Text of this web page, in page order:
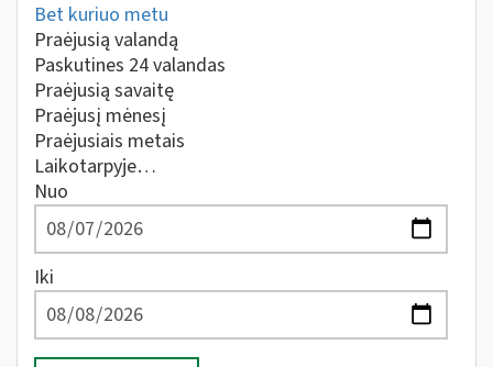
Bet kuriuo metu
Praėjusią valandą
Paskutines 24 valandas
Praėjusią savaitę
Praėjusį mėnesį
Praėjusiais metais
Laikotarpyje…
Nuo
Iki